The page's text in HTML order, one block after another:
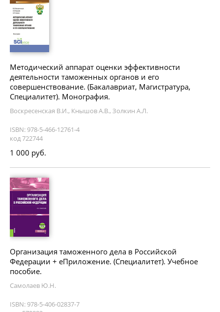
Методический аппарат оценки эффективности
деятельности таможенных органов и его
совершенствование. (Бакалавриат, Магистратура,
Специалитет). Монография.
Воскресенская В.И., Кнышов А.В., Золкин А.Л.
ISBN: 978-5-466-12761-4
код 722744
1 000 руб.
Организация таможенного дела в Российской
Федерации + еПриложение. (Специалитет). Учебное
пособие.
Самолаев Ю.Н.
ISBN: 978-5-406-02837-7